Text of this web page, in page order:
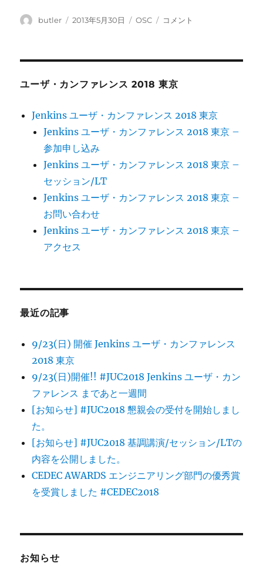
投
butler
投
2013年5月30日
カ
OSC
OSC
展
す
に
コメント
ユーザ・カンファレンス 2018 東京
Jenkins ユーザ・カンファレンス 2018 東京
Jenkins ユーザ・カンファレンス 2018 東京 –
参加申し込み
Jenkins ユーザ・カンファレンス 2018 東京 –
セッション/LT
Jenkins ユーザ・カンファレンス 2018 東京 –
お問い合わせ
Jenkins ユーザ・カンファレンス 2018 東京 –
アクセス
最近の記事
9/23(日) 開催 Jenkins ユーザ・カンファレンス
2018 東京
9/23(日)開催!! #JUC2018 Jenkins ユーザ・カン
ファレンス まであと一週間
[お知らせ] #JUC2018 懇親会の受付を開始しまし
た。
[お知らせ] #JUC2018 基調講演/セッション/LTの
内容を公開しました。
CEDEC AWARDS エンジニアリング部門の優秀賞
を受賞しました #CEDEC2018
お知らせ